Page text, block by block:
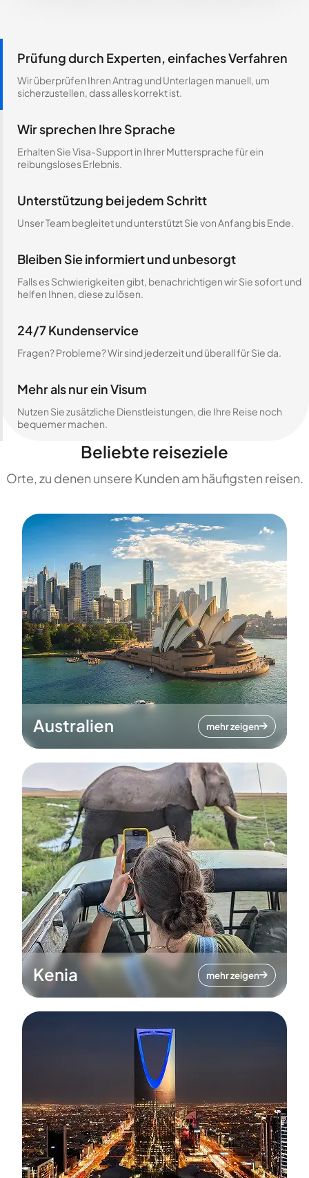
Prüfung durch Experten, einfaches Verfahren
Wir überprüfen Ihren Antrag und Unterlagen manuell, um
sicherzustellen, dass alles korrekt ist.
Wir sprechen Ihre Sprache
Erhalten Sie Visa-Support in Ihrer Muttersprache für ein
reibungsloses Erlebnis.
Unterstützung bei jedem Schritt
Unser Team begleitet und unterstützt Sie von Anfang bis Ende.
Bleiben Sie informiert und unbesorgt
Falls es Schwierigkeiten gibt, benachrichtigen wir Sie sofort und
helfen Ihnen, diese zu lösen.
24/7 Kundenservice
Fragen? Probleme? Wir sind jederzeit und überall für Sie da.
Mehr als nur ein Visum
Nutzen Sie zusätzliche Dienstleistungen, die Ihre Reise noch
bequemer machen.
Beliebte reiseziele
Orte, zu denen unsere Kunden am häufigsten reisen.
Australien mehr zeigen
Kenia mehr zeigen